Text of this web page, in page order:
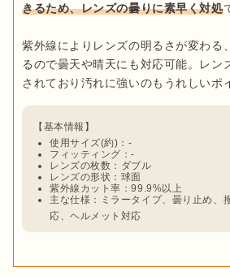
きるため、レンズの曇りに素早く対処
紫外線によりレンズの明るさが変わる
るので曇天や晴天にも対応可能。レン
使用サイズ(約)：-
フィッティング：-
レンズの枚数：ダブル
レンズの形状：球面
紫外線カット率：99.9%以上
主な仕様：ミラータイプ、曇り止め、
応、ヘルメット対応